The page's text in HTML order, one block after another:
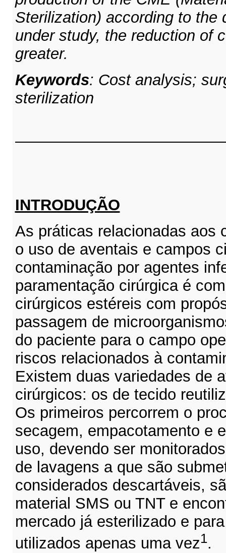
Sterilization) according to the
under study, the reduction of
greater.
Keywords: Cost analysis;
sterilization
INTRODUÇÃO
As práticas relacionadas aos
o uso de aventais e campos
contaminação por agentes
paramentação cirúrgica é
cirúrgicos estéreis com
passagem de
do paciente para o campo
riscos relacionados à
Existem duas variedades de
cirúrgicos: os de tecido
Os primeiros percorrem o
secagem, empacotamento e
uso, devendo ser
de lavagens a que são
considerados descartáveis,
material SMS ou TNT e
mercado já esterilizado e
utilizados apenas uma vez1.